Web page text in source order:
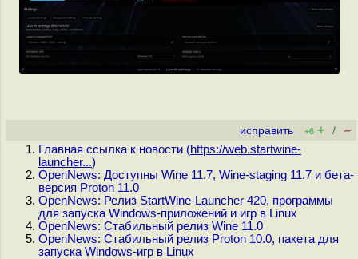
исправить +6 + / –
Главная ссылка к новости (https://web.startwine-
launcher...)
OpenNews: Доступны Wine 11.7, Wine-staging 11.7 и бета-
версия Proton 11.0
OpenNews: Релиз StartWine-Launcher 420, программы
для запуска Windows-приложений и игр в Linux
OpenNews: Стабильный релиз Wine 11.0
OpenNews: Стабильный релиз Proton 10.0, пакета для
запуска Windows-игр в Linux